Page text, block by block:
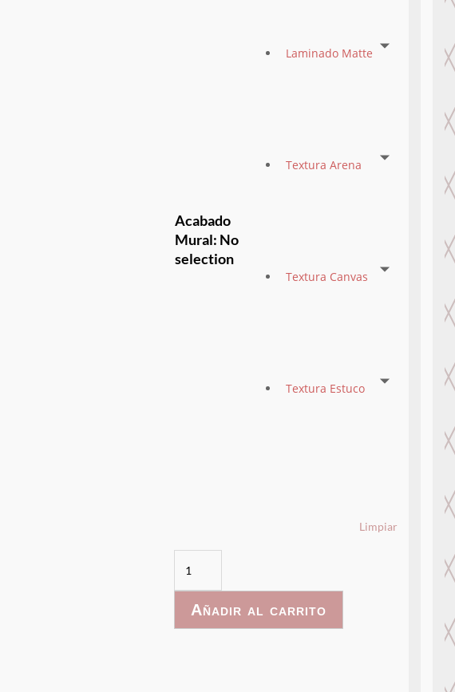
Acabado
Mural: No
selection
Laminado Matte
Textura Arena
Textura Canvas
Textura Estuco
Limpiar
038
cantidad
Añadir al carrito